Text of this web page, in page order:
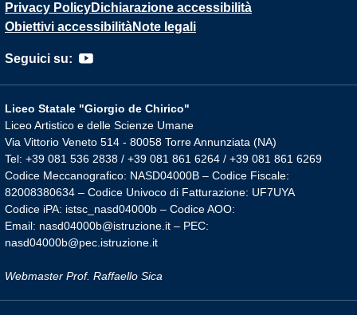
Privacy PolicyDichiarazione accessibilità
Obiettivi accessibilitàNote legali
Seguici su:
Liceo Statale "Giorgio de Chirico"
Liceo Artistico e delle Scienze Umane
Via Vittorio Veneto 514 - 80058 Torre Annunziata (NA)
Tel: +39 081 536 2838 / +39 081 861 6264 / +39 081 861 6269
Codice Meccanografico: NASD04000B – Codice Fiscale:
82008380634 – Codice Univoco di Fatturazione: UF7UYA
Codice iPA: istsc_nasd04000b – Codice AOO:
Email: nasd04000b@istruzione.it – PEC:
nasd04000b@pec.istruzione.it
Webmaster Prof. Raffaello Sica